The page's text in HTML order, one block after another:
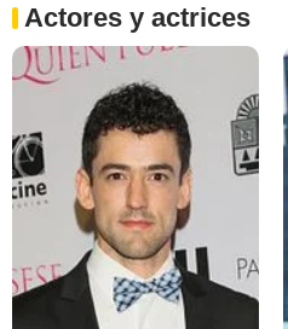
Actores y actrices